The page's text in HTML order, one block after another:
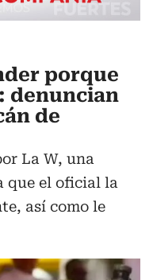
porque
denuncian
de
La W, una
que el oficial la
así como le